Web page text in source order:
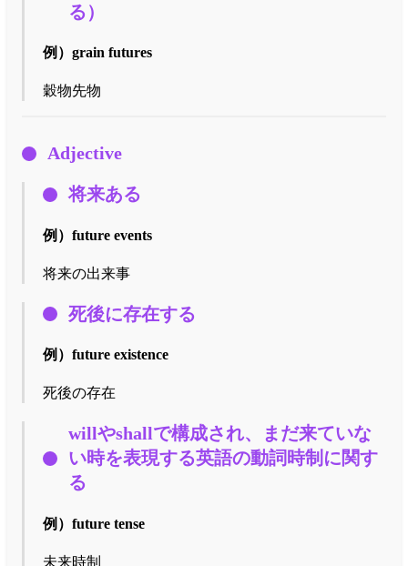
る）
例） grain futures
穀物先物
Adjective
将来ある
例） future events
将来の出来事
死後に存在する
例） future existence
死後の存在
willやshallで構成され、まだ来ていな
い時を表現する英語の動詞時制に関す
る
例） future tense
未来時制